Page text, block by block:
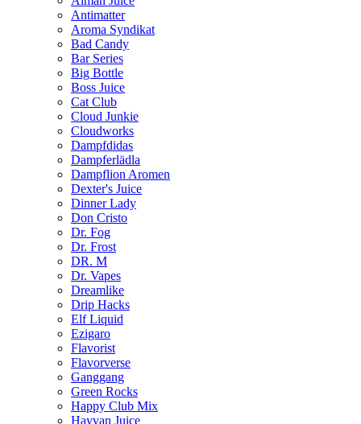
Antimatter
Aroma Syndikat
Bad Candy
Bar Series
Big Bottle
Boss Juice
Cat Club
Cloud Junkie
Cloudworks
Dampfdidas
Dampferlädla
Dampflion Aromen
Dexter's Juice
Dinner Lady
Don Cristo
Dr. Fog
Dr. Frost
DR. M
Dr. Vapes
Dreamlike
Drip Hacks
Elf Liquid
Ezigaro
Flavorist
Flavorverse
Ganggang
Green Rocks
Happy Club Mix
Hayvan Juice